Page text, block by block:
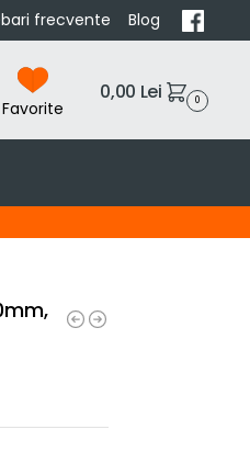
frecvente Blog
Favorite
0,00 Lei 0